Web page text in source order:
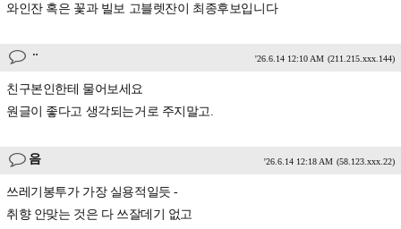
와인잔 혹은 꽃과 빌보 고블렛잔이 최종후보입니다
ᆢ '26.6.14 12:10 AM (211.215.xxx.144)
친구본인한테 물어보세요
원글이 좋다고 생각되는거로 주지말고.
음 '26.6.14 12:18 AM (58.123.xxx.22)
쓰레기봉투가 가장 실용적일듯 -
취향 안맞는 것은 다 쓰잘데기 없고